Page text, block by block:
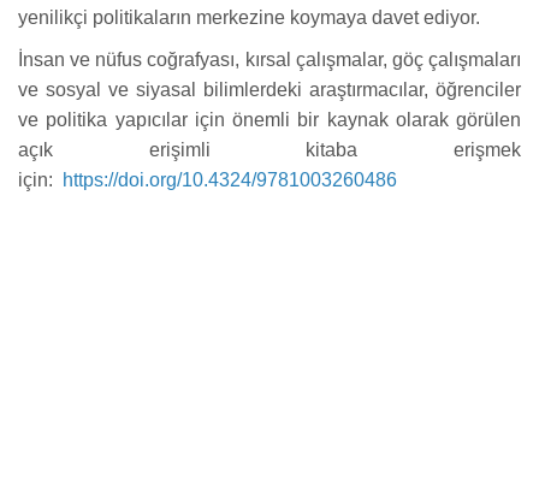
yenilikçi politikaların merkezine koymaya davet ediyor.
İnsan ve nüfus coğrafyası, kırsal çalışmalar, göç çalışmaları
ve sosyal ve siyasal bilimlerdeki araştırmacılar, öğrenciler
ve politika yapıcılar için önemli bir kaynak olarak görülen
açık erişimli kitaba erişmek
için:
https://doi.org/10.4324/9781003260486